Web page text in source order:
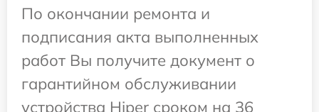
По окончании ремонта и
подписания акта выполненных
работ Вы получите документ о
гарантийном обслуживании
устройства Hiper сроком на 36